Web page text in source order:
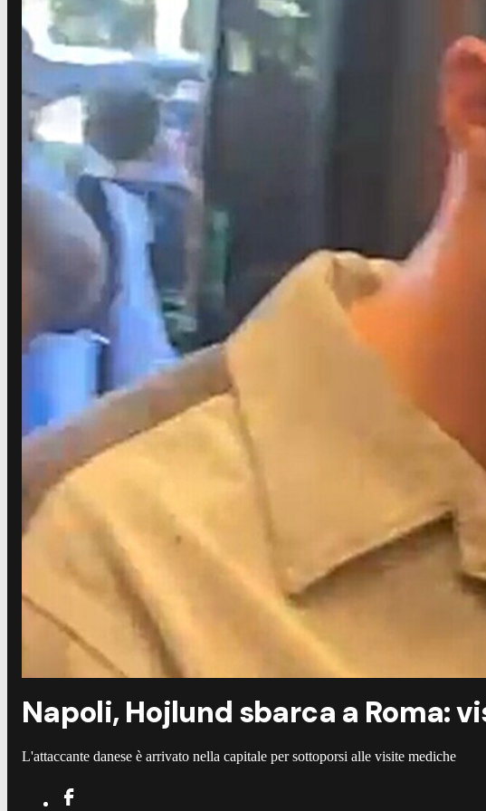
Napoli, Hojlund sbarca a Roma:
L'attaccante danese è arrivato nella capitale per sottoporsi alle visite mediche